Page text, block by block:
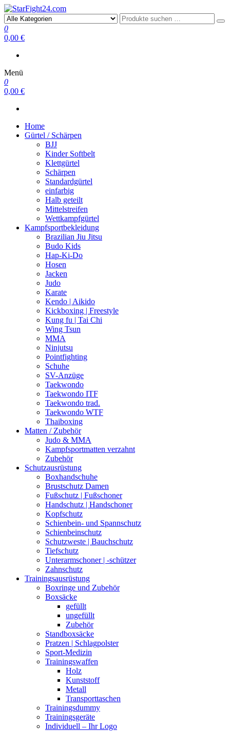
StarFight24.com
Kampfsportartikel
0
0,00 €
Menü
0
0,00 €
Home
Gürtel / Schärpen
BJJ
Kinder Softbelt
Klettgürtel
Schärpen
Standardgürtel
einfarbig
Halb geteilt
Mittelstreifen
Wettkampfgürtel
Kampfsportbekleidung
Brazilian Jiu Jitsu
Budo Kids
Hap-Ki-Do
Hosen
Jacken
Judo
Karate
Kendo | Aikido
Kickboxing | Freestyle
Kung fu | Tai Chi
Wing Tsun
MMA
Ninjutsu
Pointfighting
Schuhe
SV-Anzüge
Taekwondo
Taekwondo ITF
Taekwondo trad.
Taekwondo WTF
Thaiboxing
Matten / Zubehör
Judo & MMA
Kampfsportmatten verzahnt
Zubehör
Schutzausrüstung
Boxhandschuhe
Brustschutz Damen
Fußschutz | Fußschoner
Handschutz | Handschoner
Kopfschutz
Schienbein- und Spannschutz
Schienbeinschutz
Schutzweste | Bauchschutz
Tiefschutz
Unterarmschoner | -schützer
Zahnschutz
Trainingsausrüstung
Boxringe und Zubehör
Boxsäcke
gefüllt
ungefüllt
Zubehör
Standboxsäcke
Pratzen | Schlagpolster
Sport-Medizin
Trainingswaffen
Holz
Kunststoff
Metall
Transporttaschen
Trainingsdummy
Trainingsgeräte
Individuell – Ihr Logo